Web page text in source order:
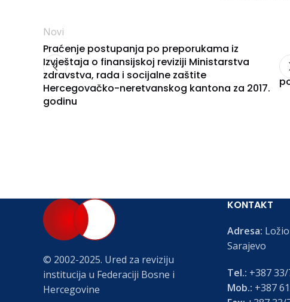
Novi
Praćenje postupanja po preporukama iz
Izvještaja o finansijskoj reviziji Ministarstva
zdravstva, rada i socijalne zaštite
Hercegovačko-neretvanskog kantona za 2017.
godinu
© 2002-2025. Ured za reviziju
institucija u Federaciji Bosne i
Hercegovine
KONTAKT
Adresa:
Sarajevo
Tel.: +387
Mob.: +387